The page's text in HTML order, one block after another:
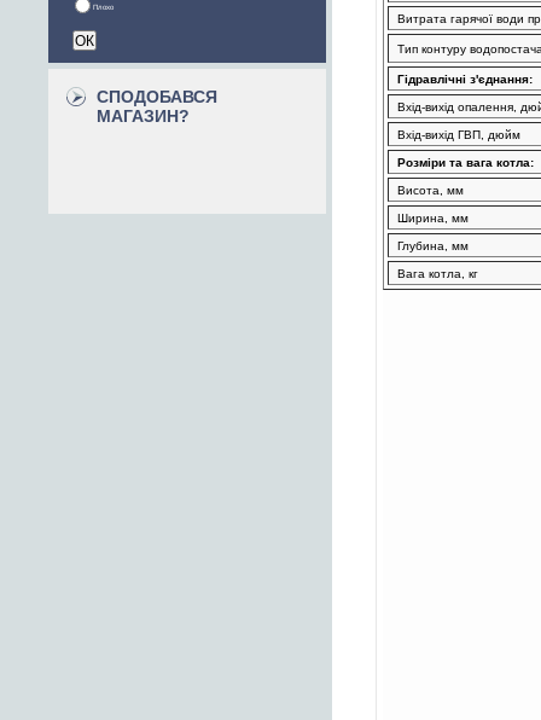
Плохо
СПОДОБАВСЯ
МАГАЗИН?
Витрата гарячої води
Тип контуру
Гідравлічні з'єднання:
Вхід-вихід опалення,
Вхід-вихід ГВП, дюйм
Розміри та вага котла:
Висота, мм
Ширина, мм
Глубина, мм
Вага котла, кг